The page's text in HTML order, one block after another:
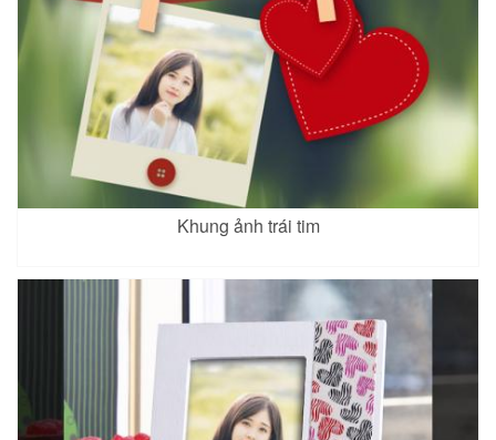
Khung ảnh trái tim